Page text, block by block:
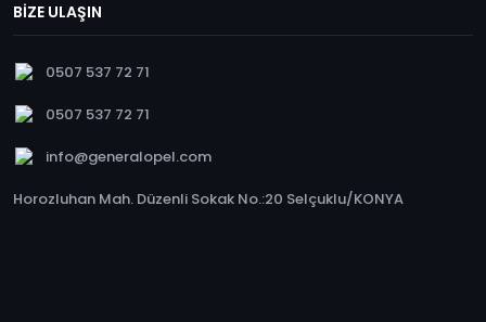
BİZE ULAŞIN
0507 537 72 71
0507 537 72 71
info@generalopel.com
Horozluhan Mah. Düzenli Sokak No.:20 Selçuklu/KONYA